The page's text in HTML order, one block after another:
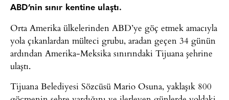
ABD’nin sınır kentine ulaştı.
Orta Amerika ülkelerinden ABD’ye göç etmek amacıyla
yola çıkanlardan mülteci grubu, aradan geçen 34 günün
ardından Amerika-Meksika sınırındaki Tijuana şehrine
ulaştı.
Tijuana Belediyesi Sözcüsü Mario Osuna, yaklaşık 800